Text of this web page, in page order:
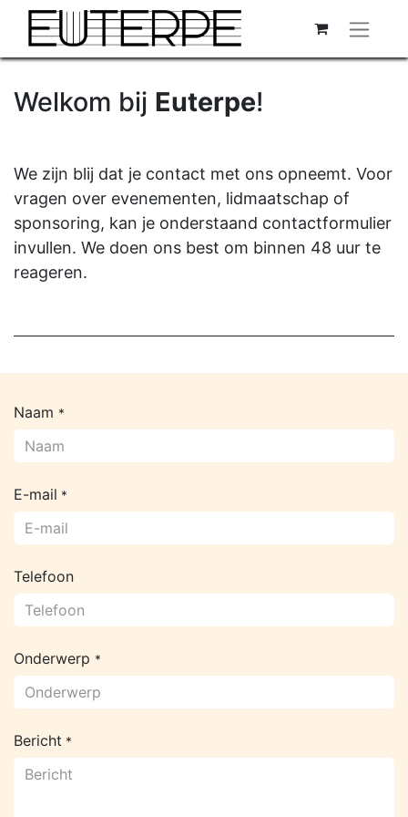
Welkom bij Euterpe!
We zijn blij dat je contact met ons opneemt. Voor
vragen over evenementen, lidmaatschap of
sponsoring, kan je onderstaand contactformulier
invullen. We doen ons best om binnen 48 uur te
reageren.
Naam *
E-mail *
Telefoon
Onderwerp *
Bericht *